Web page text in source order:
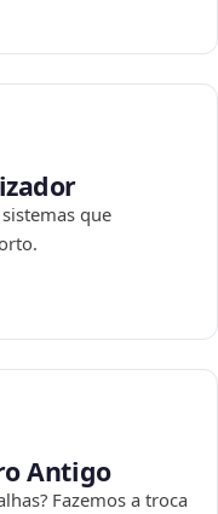
que
Antigo
Fazemos a troca